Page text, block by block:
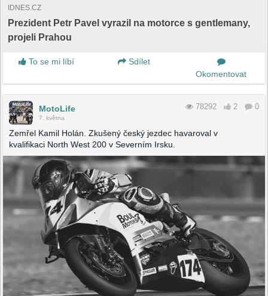
IDNES.CZ
Prezident Petr Pavel vyrazil na motorce s gentlemany,
projeli Prahou
To se mi líbí
Sdílet
Okomentovat
MotoLife
7. května
78292 2 0
Zemřel Kamil Holán. Zkušený český jezdec havaroval v
kvalifikaci North West 200 v Severním Irsku.